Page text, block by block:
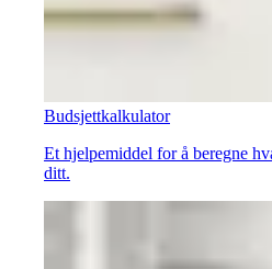
Budsjettkalkulator
Et hjelpemiddel for å beregne
ditt.